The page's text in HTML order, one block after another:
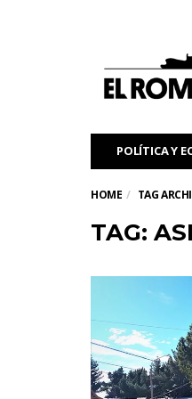
POLÍTICA Y
HOME TAG
TAG: